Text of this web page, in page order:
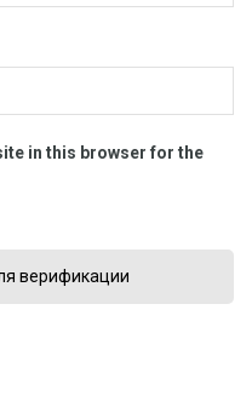
in this browser for the
верификации